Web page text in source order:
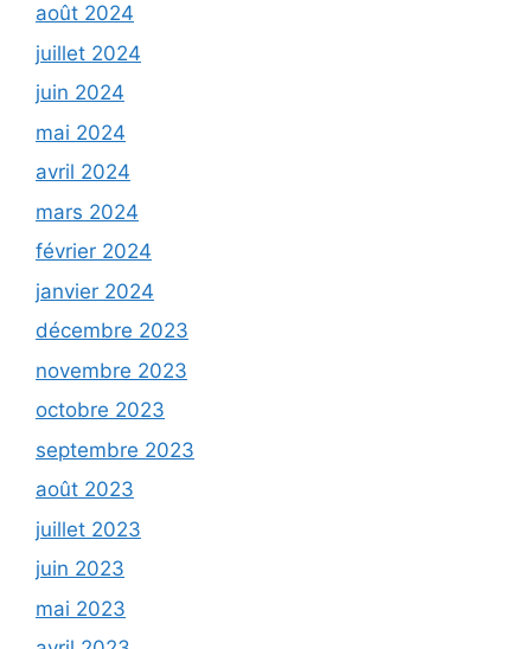
août 2024
juillet 2024
juin 2024
mai 2024
avril 2024
mars 2024
février 2024
janvier 2024
décembre 2023
novembre 2023
octobre 2023
septembre 2023
août 2023
juillet 2023
juin 2023
mai 2023